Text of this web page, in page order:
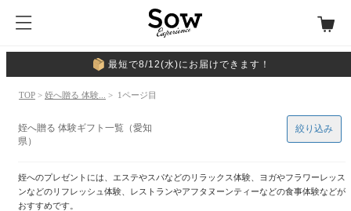
最短で8/12(水)にお届けできます！
TOP > 姪へ贈る 体験... > 1ページ目
姪へ贈る 体験ギフト一覧（愛知
県）
姪へのプレゼントには、エステやスパなどのリラックス体験、ヨガやフラワーレッス
ンなどのリフレッシュ体験、レストランやアフタヌーンティーなどの食事体験などが
おすすめです。
絞り込み